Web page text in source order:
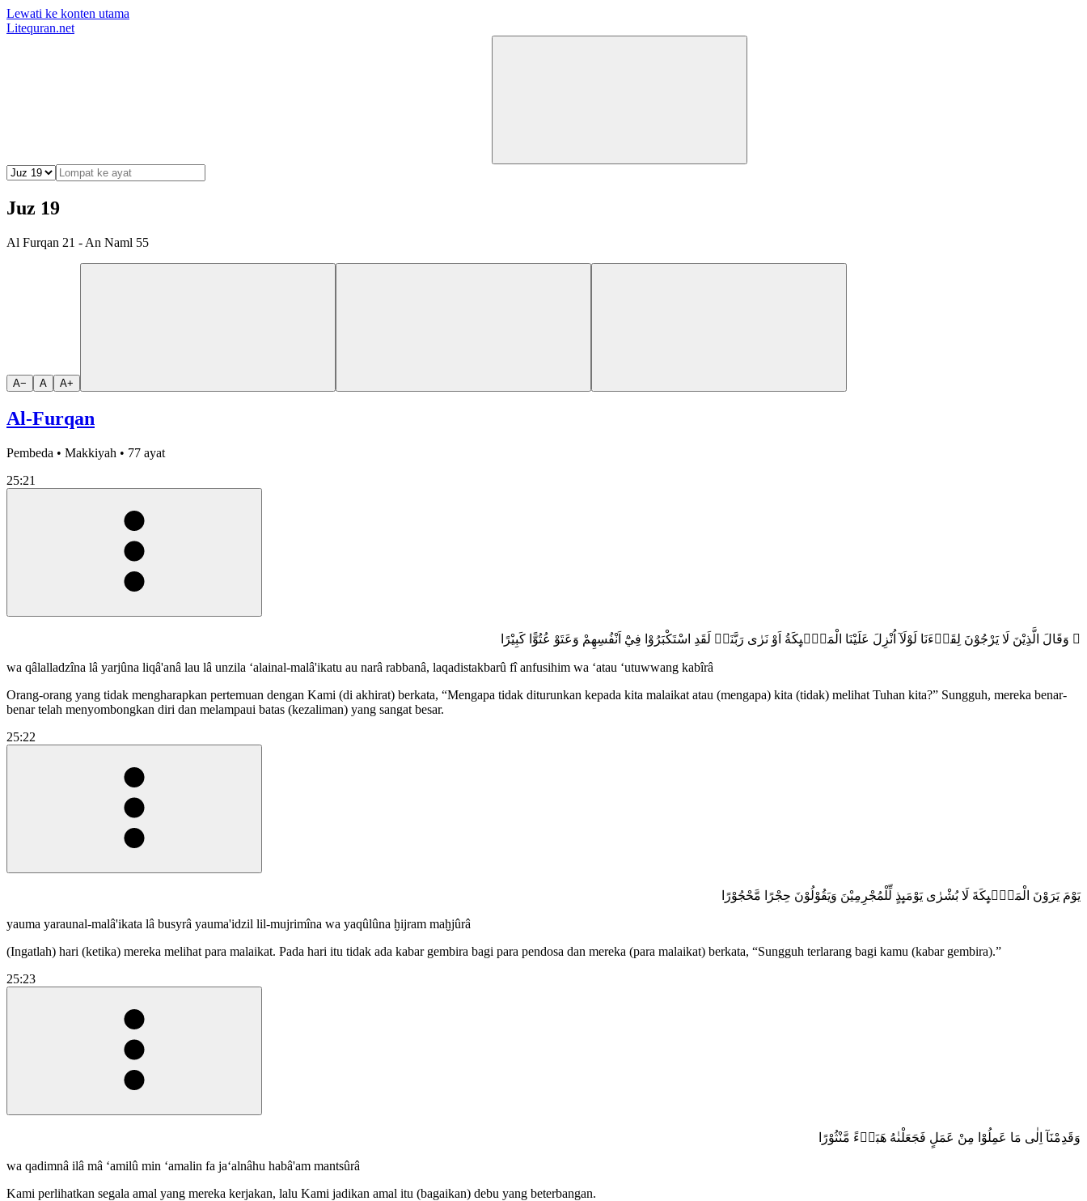
Lewati ke konten utama
Litequran.net
Juz 19
Al Furqan 21 - An Naml 55
A− A A+
Al-Furqan
Pembeda • Makkiyah • 77 ayat
25:21
۞ وَقَالَ الَّذِيْنَ لَا يَرْجُوْنَ لِقَاۤءَنَا لَوْلَآ اُنْزِلَ عَلَيْنَا الْمَلٰۤىِٕكَةُ اَوْ نَرٰى رَبَّنَاۗ لَقَدِ اسْتَكْبَرُوْا فِيْٓ اَنْفُسِهِمْ وَعَتَوْ عُتُوًّا كَبِيْرًا
wa qâlalladzîna lâ yarjûna liqâ'anâ lau lâ unzila ‘alainal-malâ'ikatu au narâ rabbanâ, laqadistakbarû fî anfusihim wa ‘atau ‘utuwwang kabîrâ
Orang-orang yang tidak mengharapkan pertemuan dengan Kami (di akhirat) berkata, “Mengapa tidak diturunkan kepada kita malaikat atau (mengapa) kita (tidak) melihat Tuhan kita?” Sungguh, mereka benar-
benar telah menyombongkan diri dan melampaui batas (kezaliman) yang sangat besar.
25:22
يَوْمَ يَرَوْنَ الْمَلٰۤىِٕكَةَ لَا بُشْرٰى يَوْمَىِٕذٍ لِّلْمُجْرِمِيْنَ وَيَقُوْلُوْنَ حِجْرًا مَّحْجُوْرًا
yauma yaraunal-malâ'ikata lâ busyrâ yauma'idzil lil-mujrimîna wa yaqûlûna ḫijram maḫjûrâ
(Ingatlah) hari (ketika) mereka melihat para malaikat. Pada hari itu tidak ada kabar gembira bagi para pendosa dan mereka (para malaikat) berkata, “Sungguh terlarang bagi kamu (kabar gembira).”
25:23
وَقَدِمْنَآ اِلٰى مَا عَمِلُوْا مِنْ عَمَلٍ فَجَعَلْنٰهُ هَبَاۤءً مَّنْثُوْرًا
wa qadimnâ ilâ mâ ‘amilû min ‘amalin fa ja‘alnâhu habâ'am mantsûrâ
Kami perlihatkan segala amal yang mereka kerjakan, lalu Kami jadikan amal itu (bagaikan) debu yang beterbangan.